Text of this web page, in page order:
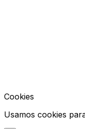
Cookies
Usamos cookies